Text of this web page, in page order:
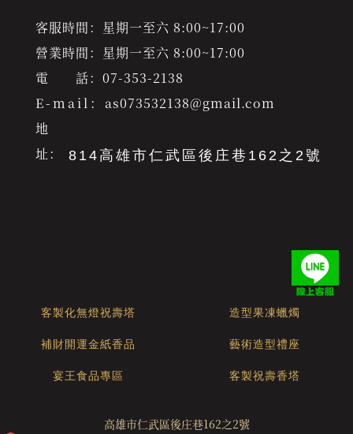
客服時間：星期一至六 8:00~17:00
營業時間：星期一至六 8:00~17:00
電 話： 07-353-2138
E-mail： as073532138@gmail.com
地
址：
814高雄市仁武區後庄巷162之2號
客製化無燈祝壽塔 造型果凍蠟燭
補財開運金紙香品 藝術造型禮座
宴王食品專區 客製祝壽香塔
高雄市仁武區後庄巷162之2號